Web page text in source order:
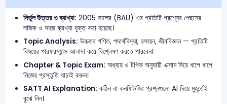
নির্ভুল উত্তর ও ব্যাখ্যা: 2005 সালের (BAU) এর প্রতিটি প্রশ্নের পেছনের
লজিক ও সহজ ব্যাখ্যা যুক্ত করা হয়েছে।
Topic Analysis: উচ্চতর গণিত, পদার্থবিদ্যা, রসায়ন, জীববিজ্ঞান — প্রতিটি
বিষয়ের পারফরম্যান্স আলাদা করে বিশ্লেষণ করতে পারবেন।
Chapter & Topic Exam: অধ্যায় ও টপিক অনুযায়ী এক্সাম দিয়ে ধাপে ধাপে
নিজের প্রস্তুতি যাচাই করুন।
SATT AI Explanation: কঠিন বা কনফিউজিং প্রশ্নগুলো AI দিয়ে মুহূর্তেই
বুঝে নিন।